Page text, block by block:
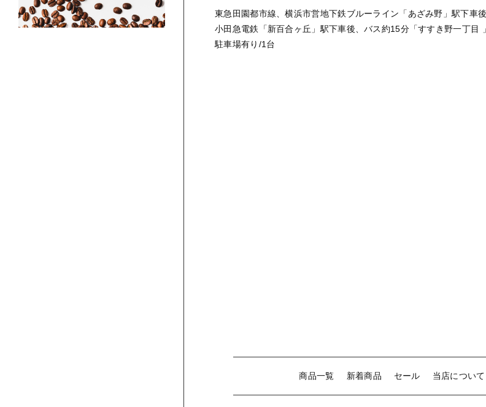
東急田園都市線、横浜市営地下鉄ブルーライン「あざみ野」駅下車
小田急電鉄「新百合ヶ丘」駅下車後、バス約15分「すすき野一丁目
駐車場有り/1台
商品一覧 新着商品 セール 当店について